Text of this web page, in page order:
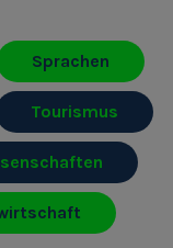
Sprachen
Tourismus